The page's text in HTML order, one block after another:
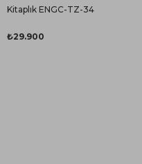
Kitaplık ENGC-TZ-34
₺29.900